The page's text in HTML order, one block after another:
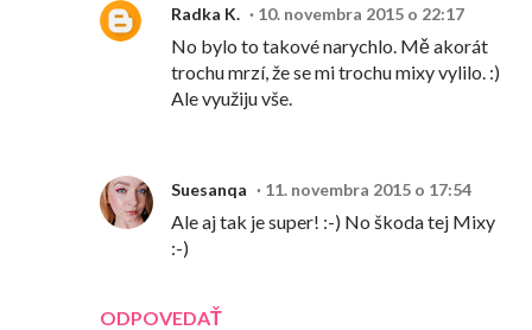
ODPOVEDAŤ
Radka K. 10. novembra 2015 o 22:17
No bylo to takové narychlo. Mě akorát
trochu mrzí, že se mi trochu mixy vylilo. :)
Ale využiju vše.
Suesanqa 11. novembra 2015 o 17:54
Ale aj tak je super! :-) No škoda tej Mixy
:-)